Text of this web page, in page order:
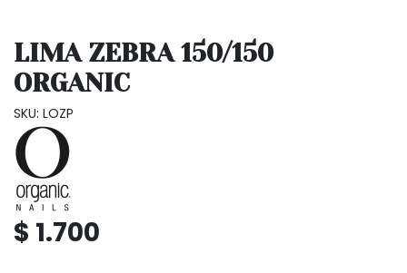
LIMA ZEBRA 150/150
ORGANIC
SKU: LOZP
$ 1.700